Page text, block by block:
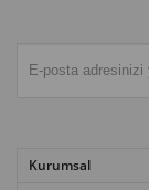
Kurumsal